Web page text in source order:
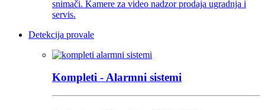
Detekcija provale
Kompleti - Alarmni sistemi